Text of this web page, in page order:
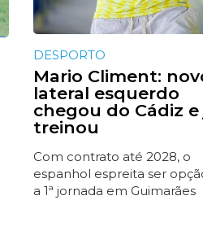
DESPORTO
Mario Climent:
lateral esquerdo
chegou do Cádiz e
treinou
Com contrato até 2028, o
espanhol espreita ser
a 1ª jornada em Guimarães